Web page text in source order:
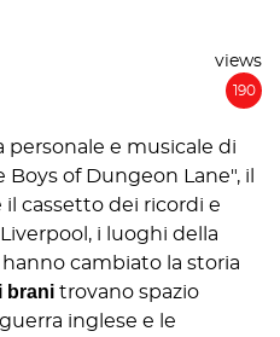
views
190
personale e musicale di
Boys of Dungeon Lane", il
cassetto dei ricordi e
i luoghi della
cambiato la storia
brani trovano spazio
inglese e le